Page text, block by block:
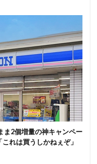
ま2個増量の神キャンペー
れは買うしかねぇぞ」